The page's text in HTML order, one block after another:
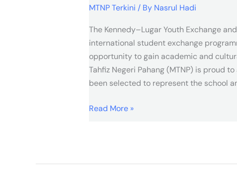
MTNP Terkini / By Nasrul Hadi
The Kennedy–Lugar Youth Exchange
international student exchange
opportunity to gain academic and
Tahfiz Negeri Pahang (MTNP) is proud
been selected to represent the school
Read More »